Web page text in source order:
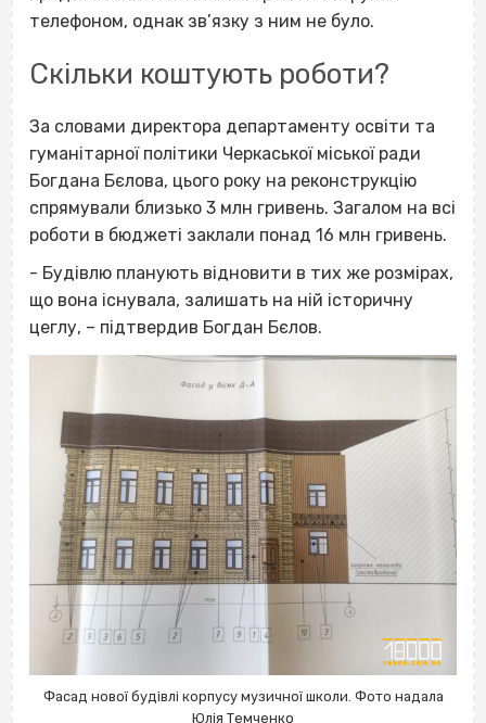
телефоном, однак зв’язку з ним не було.
Скільки коштують роботи?
За словами директора департаменту освіти та
гуманітарної політики Черкаської міської ради
Богдана Бєлова, цього року на реконструкцію
спрямували близько 3 млн гривень. Загалом на всі
роботи в бюджеті заклали понад 16 млн гривень.
- Будівлю планують відновити в тих же розмірах,
що вона існувала, залишать на ній історичну
цеглу, – підтвердив Богдан Бєлов.
Фасад нової будівлі корпусу музичної школи. Фото надала
Юлія Темченко